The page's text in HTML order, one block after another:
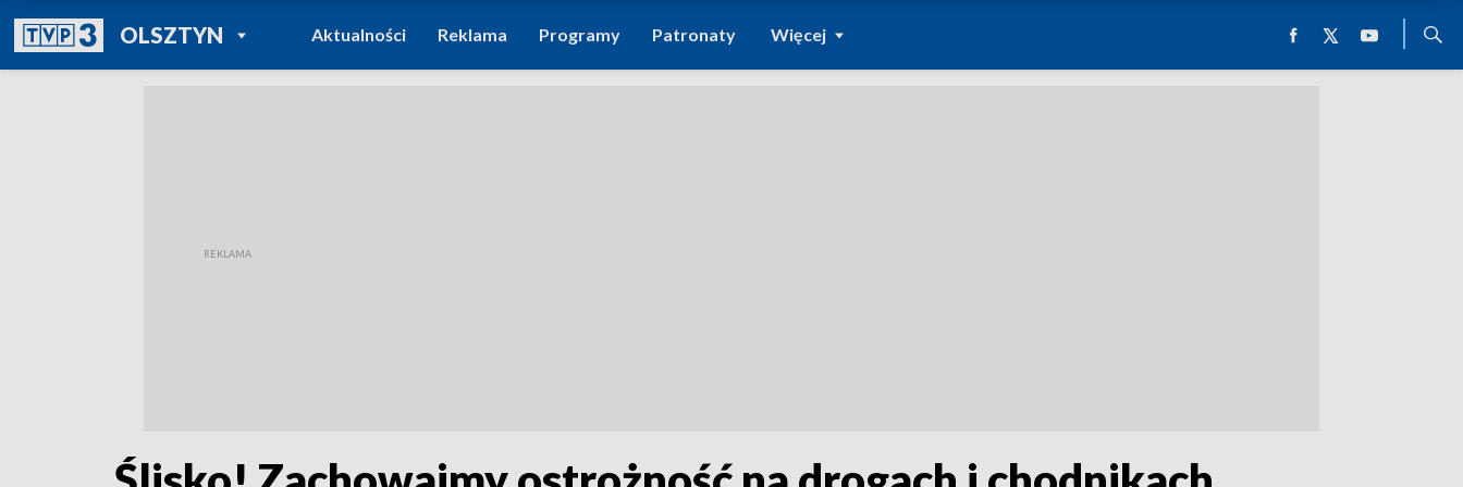
OLSZTYNPOWRÓT DO
TVP REGIONY
Aktualności Reklama Programy Patronaty Więcej